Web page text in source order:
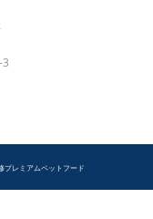
レミアムペットフード